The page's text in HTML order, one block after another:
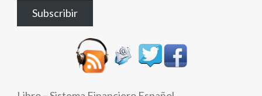
electrónico
Subscribir